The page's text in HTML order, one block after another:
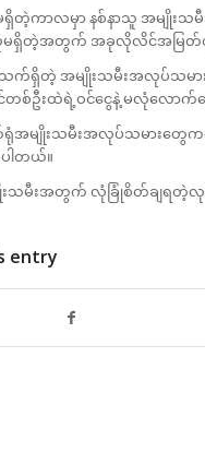
မရှိတဲ့ကာလမှာ နစ်နာသူ အမျို
မရှိတဲ့အတွက် အခုလိုလိင်အမြတ်ထု
သက်ရှိတဲ့ အမျိုးသမီးအလုပ်သမ
တစ်ဦးထဲရဲ့ဝင်ငွေနဲ့ မလုံလောက်
က်ရုံအမျိုးသမီးအလုပ်သမားတွ
ပါတယ်။
သမီးအတွက် လုံခြုံစိတ်ချရတဲ့လုပ်
entry